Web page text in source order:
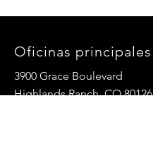
Oficinas principales
3900 Grace Boulevard
Highlands Ranch, CO 80126